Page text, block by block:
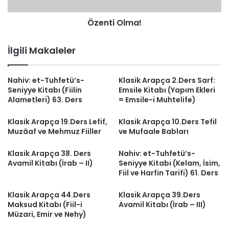
Özenti Olma!
İlgili Makaleler
Nahiv: et-Tuhfetü’s-
Seniyye Kitabı (Fiilin
Alametleri) 63. Ders
Klasik Arapça 2.Ders Sarf:
Emsile Kitabı (Yapım Ekleri
= Emsile-i Muhtelife)
Klasik Arapça 19.Ders Lefif,
Muzâaf ve Mehmuz Fiiller
Klasik Arapça 10.Ders Tefil
ve Mufaale Babları
Klasik Arapça 38. Ders
Avamil Kitabı (İrab – II)
Nahiv: et-Tuhfetü’s-
Seniyye Kitabı (Kelam, İsim,
Fiil ve Harfin Tarifi) 61. Ders
Klasik Arapça 44.Ders
Maksud Kitabı (Fiil-i
Müzari, Emir ve Nehy)
Klasik Arapça 39.Ders
Avamil Kitabı (İrab – III)